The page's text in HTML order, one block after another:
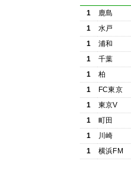
1 鹿島
1
水戸
1
浦和
1
千葉
1
柏
1
FC東京
1
東京V
1
町田
1
川崎
1
横浜FM